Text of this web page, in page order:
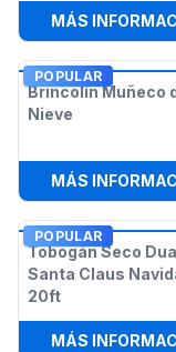
MÁS
POPULAR
Brincolín Muñeco
Nieve
MÁS
POPULAR
Tobogán Seco
Santa Claus
20ft
MÁS